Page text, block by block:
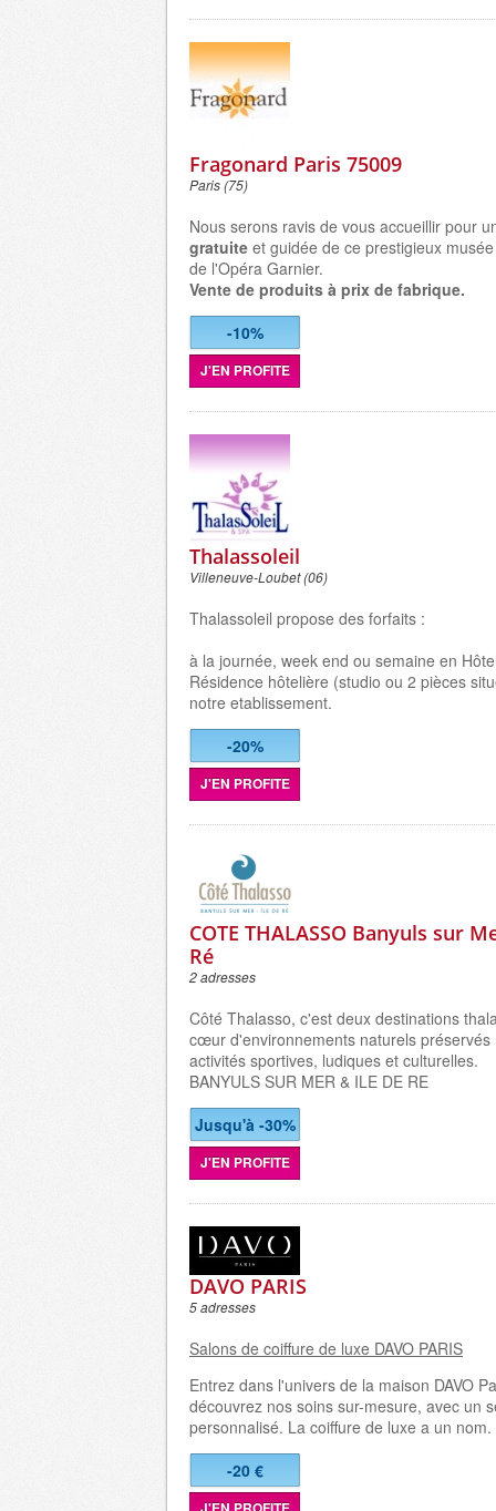
Fragonard Paris 75009
Paris (75)
Nous serons ravis de vous accueillir pour
gratuite et guidée de ce prestigieux
de l'Opéra Garnier.
Vente de produits à prix de fabrique.
-10%
J'EN PROFITE
Thalassoleil
Villeneuve-Loubet (06)
Thalassoleil propose des forfaits :
à la journée, week end ou semaine en
Résidence hôtelière (studio ou 2 pièces
notre etablissement.
-20%
J'EN PROFITE
COTE THALASSO Banyuls sur
Ré
2 adresses
Côté Thalasso, c'est deux destinations
cœur d'environnements naturels préservés
activités sportives, ludiques et culturelles.
BANYULS SUR MER & ILE DE RE
Jusqu'à -30%
J'EN PROFITE
DAVO PARIS
5 adresses
Salons de coiffure de luxe DAVO PARIS
Entrez dans l'univers de la maison DAVO
découvrez nos soins sur-mesure, avec un
personnalisé. La coiffure de luxe a un nom.
-20 €